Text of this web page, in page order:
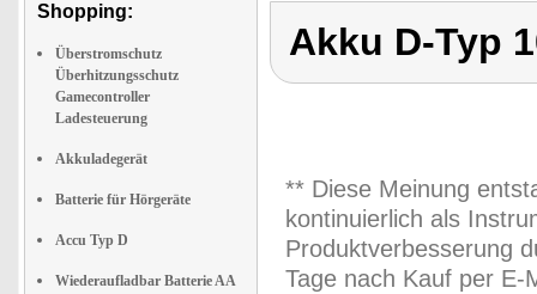
Shopping:
Überstromschutz
Überhitzungsschutz
Gamecontroller
Ladesteuerung
Akkuladegerät
Batterie für Hörgeräte
Accu Typ D
Wiederaufladbar Batterie AA
Akku D-Typ
** Diese Meinung
kontinuierlich als
Produktverbesserung
Tage nach Kauf per E-